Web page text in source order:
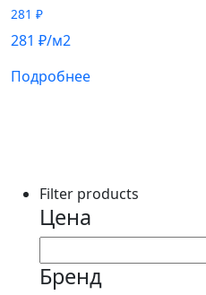
281 ₽
281 ₽/м2
Подробнее
Filter products
Цена
Бренд